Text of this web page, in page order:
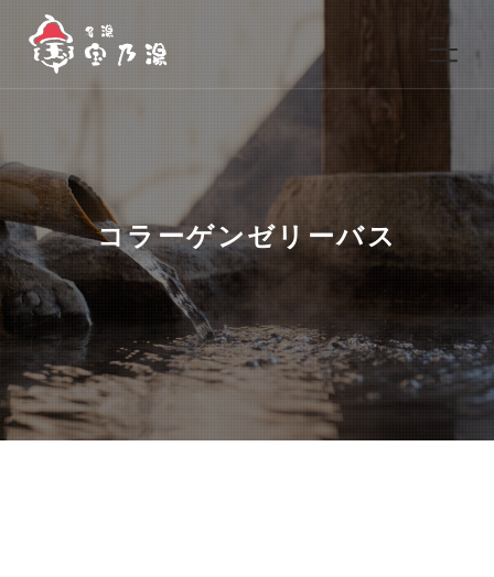
コラーゲンゼリーバス